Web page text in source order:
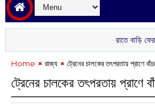
রাতে বাড়ি ফেরার পথে
Home রাজ্য ট্রেনের চালকের তৎপরতায় প্রাণে
ট্রেনের চালকের তৎপরতায় প্রাণে